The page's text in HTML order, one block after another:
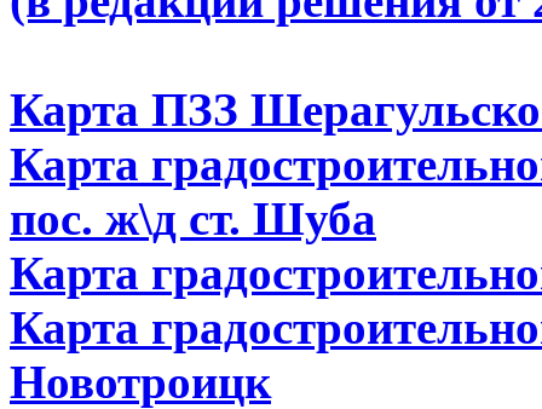
Карта ПЗЗ
Карта
пос. ж\д ст. Шуба
Карта
Карта
Новотроицк